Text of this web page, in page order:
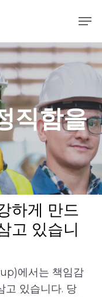
메뉴
직함을
하게 만드
고 있습니
에서는 책임감
고 있습니다. 당